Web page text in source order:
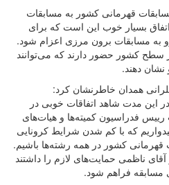
قهرمانی کشور به مسابقات
بسیار خوب این است که برای
به مسابقات برون مرزی اعزام شود.
سطح کشور حضور دارند که می‌توانند
نشان دهند.
همدان خاطرنشان کرد:
این مدت شاهد اتفاقات خوبی در
فدراسیون کمیته‌ها و هیات‌های
که با کم شدن شرایط کرونایی
کشور در همه رشته‌ها باشیم.
ناظمی حمایت‌های لازم را داشتند
مسابقه فراهم شود.